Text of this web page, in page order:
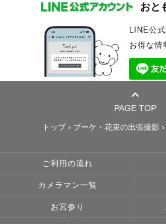
おと
LINE公
お得な情
PAGE TOP
トップ› ブーケ・花束の出張撮影 ›
ご利用の流れ
カメラマン一覧
お宮参り